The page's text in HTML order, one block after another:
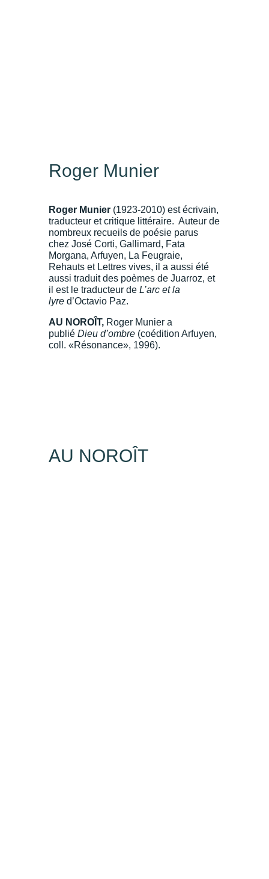
Roger Munier
Roger Munier(1923-2010) est écrivain,
traducteur et critique littéraire. Auteur de
nombreux recueils de poésie parus
chez José Corti, Gallimard, Fata
Morgana, Arfuyen, La Feugraie,
Rehauts et Lettres vives, il a aussi été
aussi traduit des poèmes de Juarroz, et
il est le traducteur de L’arc et la
lyred’Octavio Paz.
AU NOROÎT,Roger Munier a
publié Dieu d’ombre(coédition Arfuyen,
coll. «Résonance», 1996).
AU NOROÎT